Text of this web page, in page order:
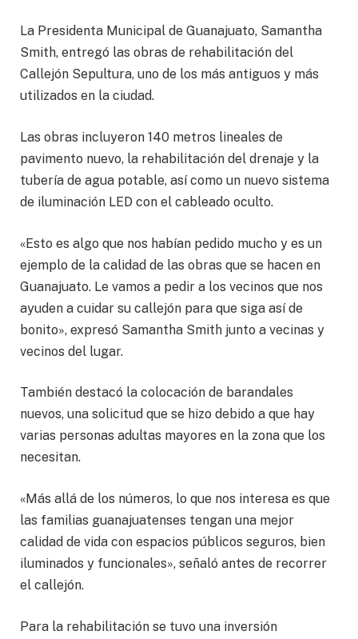
La Presidenta Municipal de Guanajuato, Samantha
Smith, entregó las obras de rehabilitación del
Callejón Sepultura, uno de los más antiguos y más
utilizados en la ciudad.
Las obras incluyeron 140 metros lineales de
pavimento nuevo, la rehabilitación del drenaje y la
tubería de agua potable, así como un nuevo sistema
de iluminación LED con el cableado oculto.
«Esto es algo que nos habían pedido mucho y es un
ejemplo de la calidad de las obras que se hacen en
Guanajuato. Le vamos a pedir a los vecinos que nos
ayuden a cuidar su callejón para que siga así de
bonito», expresó Samantha Smith junto a vecinas y
vecinos del lugar.
También destacó la colocación de barandales
nuevos, una solicitud que se hizo debido a que hay
varias personas adultas mayores en la zona que los
necesitan.
«Más allá de los números, lo que nos interesa es que
las familias guanajuatenses tengan una mejor
calidad de vida con espacios públicos seguros, bien
iluminados y funcionales», señaló antes de recorrer
el callejón.
Para la rehabilitación se tuvo una inversión